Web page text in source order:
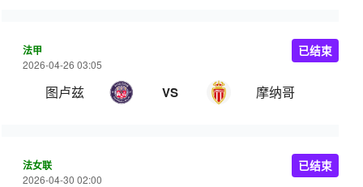
法甲
2026-04-26 03:05
图卢兹 VS 摩纳哥
已结束
法女联
2026-04-30 02:00
已结束